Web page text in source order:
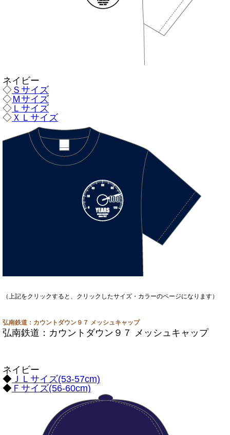
ネイビー
◇ Ｓサイズ
◇Ｍサイズ
◇ Ｌサイズ
◇ ＸＬサイズ
（上記をクリックすると、クリックしたサイズ・カラーのページになります）
弘南鉄道：カウントダウン９７ メッシュキャップ
弘南鉄道：カウントダウン９７ メッシュキャップ
ネイビー
◆ ＪＬサイズ(53-57cm)
◆ Ｆサイズ(56-60cm)